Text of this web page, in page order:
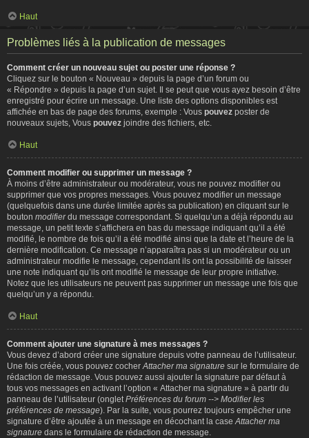
Haut
Problèmes liés à la publication de messages
Comment créer un nouveau sujet ou poster une réponse ?
Cliquez sur le bouton « Nouveau » depuis la page d’un forum ou
« Répondre » depuis la page d’un sujet. Il se peut que vous ayez besoin d’être
enregistré pour écrire un message. Une liste des options disponibles est
affichée en bas de page des forums, exemple : Vous pouvez poster de
nouveaux sujets, Vous pouvez joindre des fichiers, etc.
Haut
Comment modifier ou supprimer un message ?
À moins d’être administrateur ou modérateur, vous ne pouvez modifier ou
supprimer que vos propres messages. Vous pouvez modifier un message
(quelquefois dans une durée limitée après sa publication) en cliquant sur le
bouton modifierdu message correspondant. Si quelqu’un a déjà répondu au
message, un petit texte s’affichera en bas du message indiquant qu’il a été
modifié, le nombre de fois qu’il a été modifié ainsi que la date et l’heure de la
dernière modification. Ce message n’apparaîtra pas si un modérateur ou un
administrateur modifie le message, cependant ils ont la possibilité de laisser
une note indiquant qu’ils ont modifié le message de leur propre initiative.
Notez que les utilisateurs ne peuvent pas supprimer un message une fois que
quelqu’un y a répondu.
Haut
Comment ajouter une signature à mes messages ?
Vous devez d’abord créer une signature depuis votre panneau de l’utilisateur.
Une fois créée, vous pouvez cocher Attacher ma signature sur le formulaire de
rédaction de message. Vous pouvez aussi ajouter la signature par défaut à
tous vos messages en activant l’option « Attacher ma signature » à partir du
panneau de l’utilisateur (onglet Préférences du forum --> Modifier les
préférences de message). Par la suite, vous pourrez toujours empêcher une
signature d’être ajoutée à un message en décochant la case Attacher ma
signature dans le formulaire de rédaction de message.